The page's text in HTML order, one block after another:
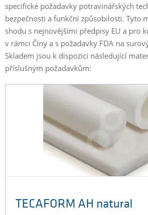
specifické požadavky potravinářských
bezpečnosti a funkční způsobilosti. Tyto
shodu s nejnovějšími předpisy EU a pro
v rámci Číny a s požadavky FDA na
Skladem jsou k dispozici následující
příslušným požadavkům:
TECAFORM AH natural